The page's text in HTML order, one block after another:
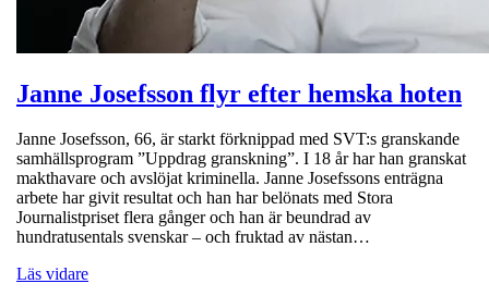
Janne Josefsson flyr efter hemska hoten
Janne Josefsson, 66, är starkt förknippad med SVT:s granskande
samhällsprogram ”Uppdrag granskning”. I 18 år har han granskat
makthavare och avslöjat kriminella. Janne Josefssons enträgna
arbete har givit resultat och han har belönats med Stora
Journalistpriset flera gånger och han är beundrad av
hundratusentals svenskar – och fruktad av nästan…
Läs vidare